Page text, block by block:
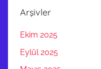
Arşivler
Ekim 2025
Eylül 2025